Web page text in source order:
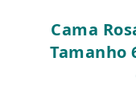
Cama
Tamanho